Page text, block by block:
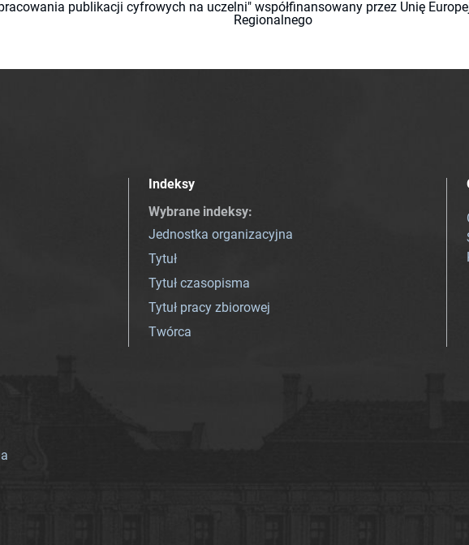
publikacji cyfrowych na uczelni" współfinansowany przez Unię
Regionalnego
Indeksy
Wybrane indeksy:
Jednostka organizacyjna
Tytuł
Tytuł czasopisma
Tytuł pracy zbiorowej
Twórca